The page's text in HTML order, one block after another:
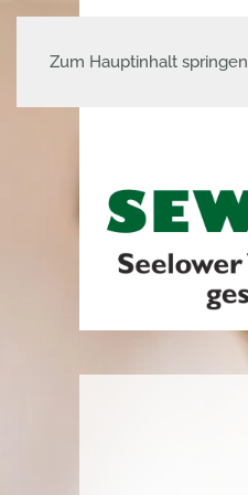
Zum Hauptinhalt springen